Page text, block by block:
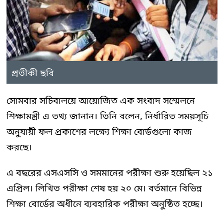
প্রতীকী ছবি
সোমবার সচিবালয়ে আয়োজিত এক সংবাদ সম্মেলনে
শিক্ষামন্ত্রী এ তথ্য জানান। তিনি বলেন, নির্ধারিত সময়সূচি
অনুযায়ী ফল প্রকাশের লক্ষ্যে শিক্ষা বোর্ডগুলো কাজ
করছে।
এ বছরের এসএসসি ও সমমানের পরীক্ষা শুরু হয়েছিল ২১
এপ্রিল। লিখিত পরীক্ষা শেষ হয় ২০ মে। বর্তমানে বিভিন্ন
শিক্ষা বোর্ডের অধীনে ব্যবহারিক পরীক্ষা অনুষ্ঠিত হচ্ছে।